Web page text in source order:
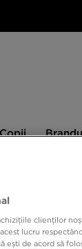
clienților
lucru
ești de acord să